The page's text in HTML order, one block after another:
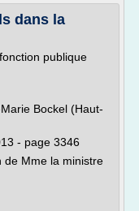
dans la
publique
Bockel (Haut-
- page 3346
de Mme la ministre